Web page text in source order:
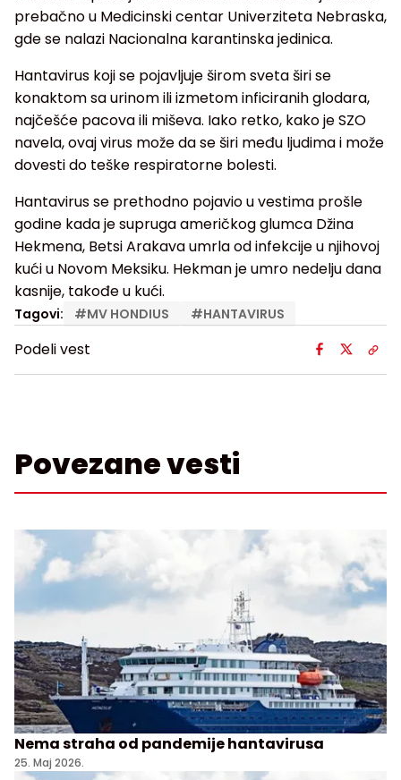
prebačno u Medicinski centar Univerziteta Nebraska,
gde se nalazi Nacionalna karantinska jedinica.
Hantavirus koji se pojavljuje širom sveta širi se
konaktom sa urinom ili izmetom inficiranih glodara,
najčešće pacova ili miševa. Iako retko, kako je SZO
navela, ovaj virus može da se širi među ljudima i može
dovesti do teške respiratorne bolesti.
Hantavirus se prethodno pojavio u vestima prošle
godine kada je supruga američkog glumca Džina
Hekmena, Betsi Arakava umrla od infekcije u njihovoj
kući u Novom Meksiku. Hekman je umro nedelju dana
kasnije, takođe u kući.
Tagovi: #MV HONDIUS #HANTAVIRUS
Podeli vest
Povezane vesti
Nema straha od pandemije hantavirusa
25. Maj 2026.